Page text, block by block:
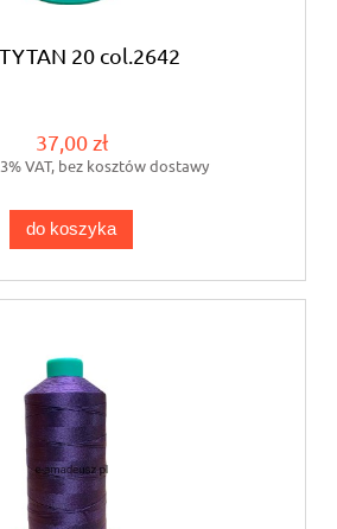
20 col.2642
37,00 zł
VAT, bez kosztów dostawy
do koszyka